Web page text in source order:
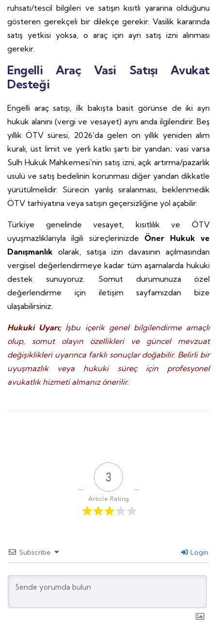
ruhsatı/tescil bilgileri ve satışın kısıtlı yararına olduğunu
gösteren gerekçeli bir dilekçe gerekir. Vasilik kararında
satış yetkisi yoksa, o araç için ayrı satış izni alınması
gerekir.
Engelli Araç Vasi Satışı Avukat
Desteği
Engelli araç satışı, ilk bakışta basit görünse de iki ayrı
hukuk alanını (vergi ve vesayet) aynı anda ilgilendirir. Beş
yıllık ÖTV süresi, 2026'da gelen on yıllık yeniden alım
kuralı, üst limit ve yerli katkı şartı bir yandan; vasi varsa
Sulh Hukuk Mahkemesi'nin satış izni, açık artırma/pazarlık
usulü ve satış bedelinin korunması diğer yandan dikkatle
yürütülmelidir. Sürecin yanlış sıralanması, beklenmedik
ÖTV tarhiyatına veya satışın geçersizliğine yol açabilir.
Türkiye genelinde vesayet, kısıtlılık ve ÖTV
uyuşmazlıklarıyla ilgili süreçlerinizde Öner Hukuk ve
Danışmanlık olarak, satışa izin davasının açılmasından
vergisel değerlendirmeye kadar tüm aşamalarda hukuki
destek sunuyoruz. Somut durumunuza özel
değerlendirme için iletişim sayfamızdan bize
ulaşabilirsiniz.
Hukuki Uyarı;İşbu içerik genel bilgilendirme amaçlı
olup, somut olayın özellikleri ve güncel mevzuat
değişiklikleri uyarınca farklı sonuçlar doğabilir. Belirli bir
uyuşmazlık veya hukuki süreç için profesyonel
avukatlık hizmeti almanız önerilir.
3
Article Rating
Subscribe Login